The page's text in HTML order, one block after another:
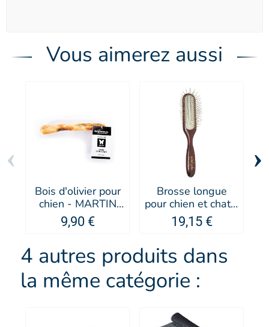
Vous aimerez aussi
Bois d'olivier pour
chien - MARTIN
SELLIER
9,90 €
Brosse longue
pour chien et chat -
Keller
19,15 €
‹ ›
4 autres produits dans
la même catégorie :